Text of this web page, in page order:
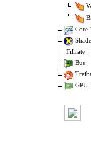
Fillrate:
Bus: